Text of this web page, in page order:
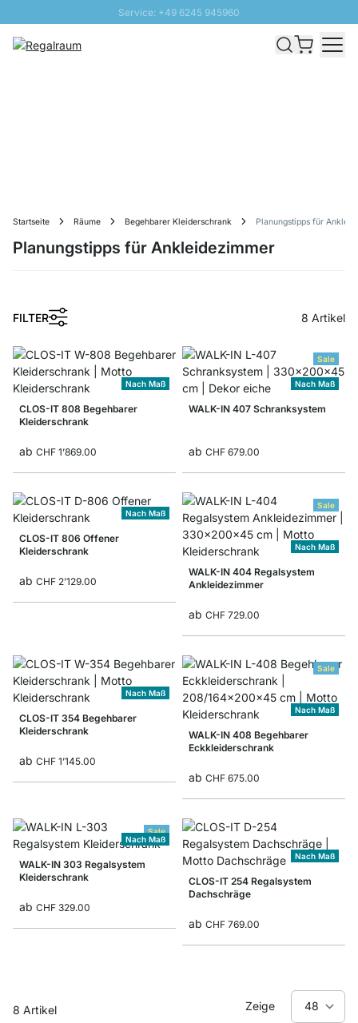
Service: +49 6245 945960
Startseite Räume Begehbarer Kleiderschrank Planungstipps für
Planungstipps für Ankleidezimmer
FILTER 8 Artikel
Nach Maß
CLOS-IT 808 Begehbarer
Kleiderschrank
ab CHF 1’869.00
Sale
Nach Maß
WALK-IN 407 Schranksystem
ab CHF 679.00
Nach Maß
CLOS-IT 806 Offener
Kleiderschrank
ab CHF 2’129.00
Sale
Nach Maß
WALK-IN 404 Regalsystem
Ankleidezimmer
ab CHF 729.00
Nach Maß
CLOS-IT 354 Begehbarer
Kleiderschrank
ab CHF 1’145.00
Sale
Nach Maß
WALK-IN 408 Begehbarer
Eckkleiderschrank
ab CHF 675.00
Sale
Nach Maß
WALK-IN 303 Regalsystem
Kleiderschrank
ab CHF 329.00
Nach Maß
CLOS-IT 254 Regalsystem
Dachschräge
ab CHF 769.00
8 Artikel Zeige